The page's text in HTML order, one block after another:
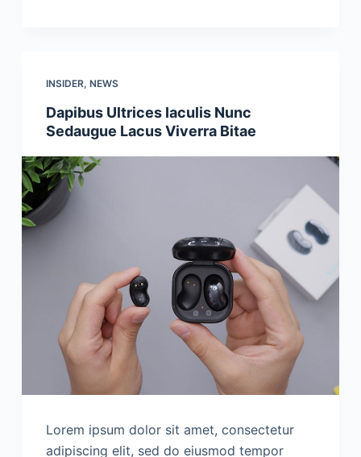
INSIDER, NEWS
Dapibus Ultrices Iaculis Nunc
Sedaugue Lacus Viverra Bitae
Lorem ipsum dolor sit amet, consectetur
adipiscing elit, sed do eiusmod tempor